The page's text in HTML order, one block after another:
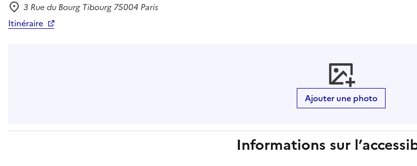
Adresse
3 Rue du Bourg Tibourg 75004 Paris
Itinéraire
Ajouter une photo
Informations sur